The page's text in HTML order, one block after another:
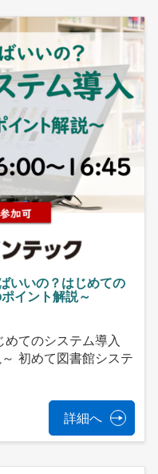
いいの？はじめての
イント解説～
てのシステム導入
初めて図書館システ
詳細へ